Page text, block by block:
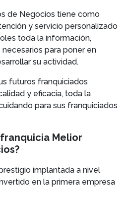
de Negocios tiene como
y servicio personalizado
toda la información,
para poner en
su actividad.
futuros franquiciados
y eficacia, toda la
para sus franquiciados
Melior
implantada a nivel
en la primera empresa